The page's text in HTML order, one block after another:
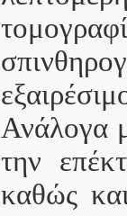
Ανάλογα
την
καθώς